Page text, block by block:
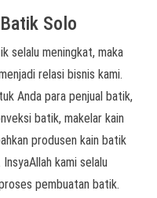
Solo
selalu meningkat, maka
relasi bisnis kami.
Anda para penjual batik,
batik, makelar kain
produsen kain batik
kami selalu
pembuatan batik.